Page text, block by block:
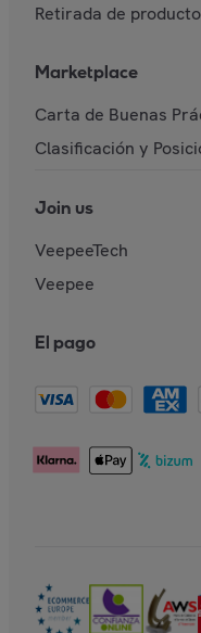
Retirada de
Marketplace
Carta de Buenas
Clasificación y
Join us
VeepeeTech
Veepee
El pago